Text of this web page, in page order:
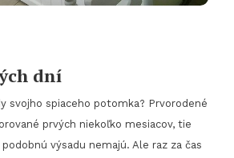
dní
svojho spiaceho potomka? Prvorodené
prvých niekoľko mesiacov, tie
výsadu nemajú. Ale raz za čas